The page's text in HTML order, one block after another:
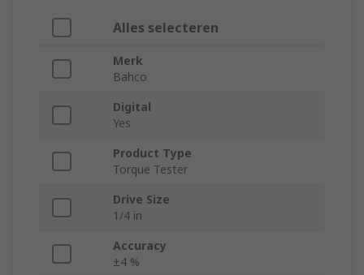
Alles selecteren
Merk
Bahco
Digital
Yes
Product Type
Torque Tester
Drive Size
1/4 in
Accuracy
±4 %